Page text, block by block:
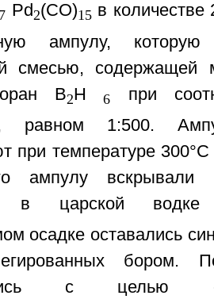
7 Pd2(CO)15 в
ампулу, которую
смесью, содержащей
В2Н 6
при
равном 1:500.
при температуре 300°С
ампулу
в царской водке
осадке оставались
бором.
с целью